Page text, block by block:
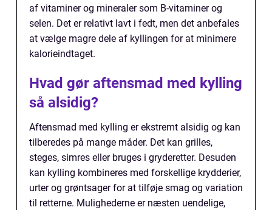
af vitaminer og mineraler som B-vitaminer og
selen. Det er relativt lavt i fedt, men det anbefales
at vælge magre dele af kyllingen for at minimere
kalorieindtaget.
Hvad gør aftensmad med kylling
så alsidig?
Aftensmad med kylling er ekstremt alsidig og kan
tilberedes på mange måder. Det kan grilles,
steges, simres eller bruges i gryderetter. Desuden
kan kylling kombineres med forskellige krydderier,
urter og grøntsager for at tilføje smag og variation
til retterne. Mulighederne er næsten uendelige,